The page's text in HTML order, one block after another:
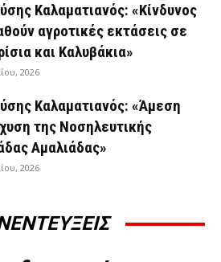
Καλαματιανός: «Κίνδυνος
αγροτικές εκτάσεις σε
και Καλυβάκια»
2026
Καλαματιανός: «Άμεση
της Νοσηλευτικής
Αμαλιάδας»
2026